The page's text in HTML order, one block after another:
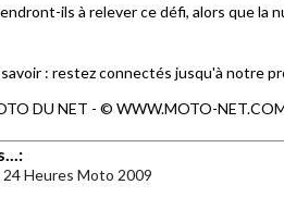
ils à relever ce défi, alors que la
: restez connectés jusqu'à notre
DU NET - © WWW.MOTO-
Heures Moto 2009